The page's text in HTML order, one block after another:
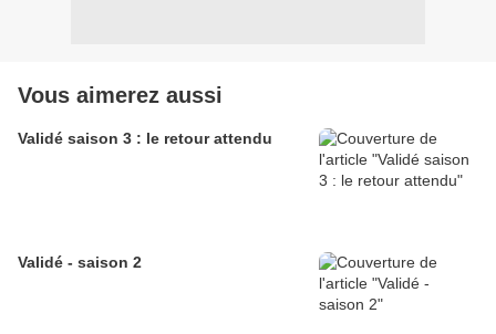
Vous aimerez aussi
Validé saison 3 : le retour attendu
Validé - saison 2